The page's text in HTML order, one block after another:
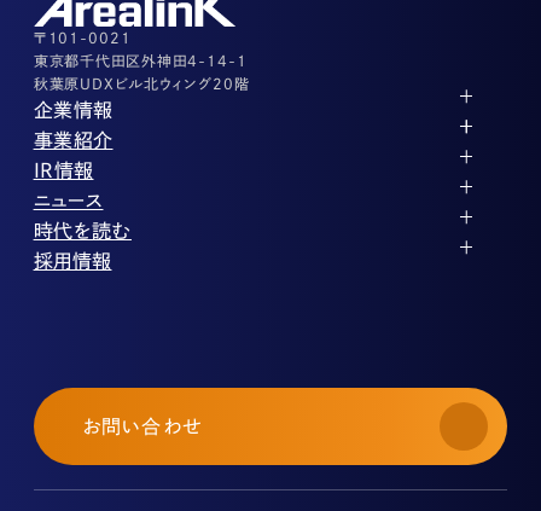
その他上記に当てはまらない案件等
03-3526-8556
〒101-0021
東京都千代田区外神田4-14-1
秋葉原UDXビル北ウィング20階
企業情報
代表メッセージ
企業理念
会社概要
役員紹介
沿革
コーポレートガバナンス
事業紹介
ストレージ事業
パートナー制度
ストレージライフ
土地権利整備事業
オフィス事業
アセット事業
IR情報
IRカレンダー
中期経営計画
事業等のリスク
株式・株主情報
個人投資家の皆様へ
よくある質問・用語集
IRメール登録
免責事項
ニュース
PR
IR
時代を読む
投稿一覧
採用情報
採用エントリー
お問い合わせ